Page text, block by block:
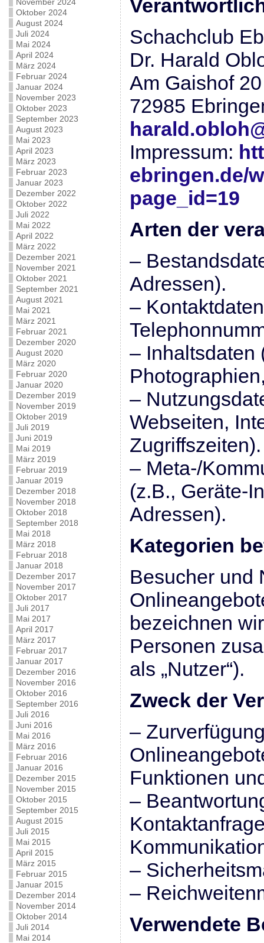
Oktober 2024
August 2024
Juli 2024
Mai 2024
April 2024
März 2024
Februar 2024
Januar 2024
November 2023
Oktober 2023
September 2023
August 2023
Mai 2023
April 2023
März 2023
Februar 2023
Januar 2023
Dezember 2022
Oktober 2022
Juli 2022
Mai 2022
April 2022
März 2022
Dezember 2021
November 2021
Oktober 2021
September 2021
August 2021
Mai 2021
März 2021
Februar 2021
Dezember 2020
August 2020
März 2020
Februar 2020
Januar 2020
Dezember 2019
November 2019
Oktober 2019
Juli 2019
Juni 2019
Mai 2019
März 2019
Februar 2019
Januar 2019
Dezember 2018
November 2018
Oktober 2018
September 2018
Mai 2018
März 2018
Februar 2018
Januar 2018
Dezember 2017
November 2017
Oktober 2017
Juli 2017
Mai 2017
April 2017
März 2017
Februar 2017
Januar 2017
Dezember 2016
November 2016
Oktober 2016
September 2016
Juli 2016
Juni 2016
Mai 2016
März 2016
Februar 2016
Januar 2016
Dezember 2015
November 2015
Oktober 2015
September 2015
August 2015
Juli 2015
Mai 2015
April 2015
März 2015
Februar 2015
Januar 2015
Dezember 2014
November 2014
Oktober 2014
Juli 2014
Mai 2014
Schachclub
Dr. Harald
Am Gaishof 20
72985
Impressum:
ebringen.de/
page_id=19
Arten der
–
Adressen).
–
– Inhaltsdaten
–
Webseiten,
Zugriffszeiten).
– Meta-/
(z.B., Geräte-
Adressen).
Kategorien
Besucher und
bezeichnen
Personen
als „Nutzer“).
Zweck der
–
Funktionen
–
–
–
Verwendete